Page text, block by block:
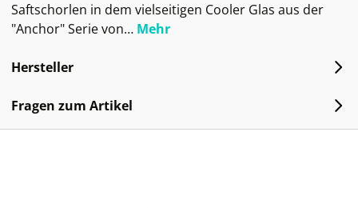
Saftschorlen in dem vielseitigen Cooler Glas aus der
"Anchor" Serie von… Mehr
Hersteller
Fragen zum Artikel